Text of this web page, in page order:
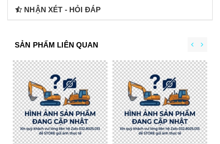
NHẬN XÉT - HỎI ĐÁP
SẢN PHẨM LIÊN QUAN